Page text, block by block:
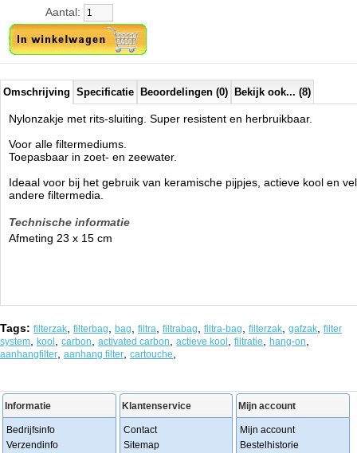
Aantal:
Omschrijving Specificatie Beoordelingen (0) Bekijk ook... (8)
Nylonzakje met rits-sluiting. Super resistent en herbruikbaar.
Voor alle filtermediums.
Toepasbaar in zoet- en zeewater.
Ideaal voor bij het gebruik van keramische pijpjes, actieve kool en
andere filtermedia.
Technische informatie
Afmeting 23 x 15 cm
Tags: filterzak filterbag bag filtra filtrabag filtra-bag filterzak gafzak filter
system
kool carbon activated carbon actieve kool filtratie hang-on
aanhangfilter aanhang filter cartouche
Informatie
Bedrijfsinfo
Verzendinfo
Klantenservice
Contact
Sitemap
Mijn account
Mijn account
Bestelhistorie